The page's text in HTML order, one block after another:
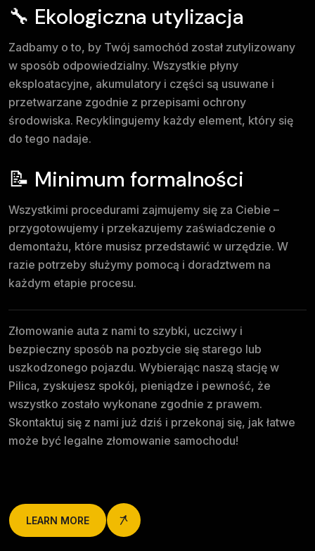
🔧 Ekologiczna utylizacja
Zadbamy o to, by Twój samochód został zutylizowany
w sposób odpowiedzialny. Wszystkie płyny
eksploatacyjne, akumulatory i części są usuwane i
przetwarzane zgodnie z przepisami ochrony
środowiska. Recyklingujemy każdy element, który się
do tego nadaje.
📝 Minimum formalności
Wszystkimi procedurami zajmujemy się za Ciebie –
przygotowujemy i przekazujemy zaświadczenie o
demontażu, które musisz przedstawić w urzędzie. W
razie potrzeby służymy pomocą i doradztwem na
każdym etapie procesu.
Złomowanie auta z nami to szybki, uczciwy i
bezpieczny sposób na pozbycie się starego lub
uszkodzonego pojazdu. Wybierając naszą stację w
Pilica, zyskujesz spokój, pieniądze i pewność, że
wszystko zostało wykonane zgodnie z prawem.
Skontaktuj się z nami już dziś i przekonaj się, jak łatwe
może być legalne złomowanie samochodu!
LEARN MORE